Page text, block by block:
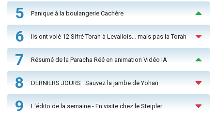
5 Panique à la boulangerie Cachère
6 Ils ont volé 12 Sifré Torah à Levallois… mais pas la Torah
7 Résumé de la Paracha Réé en animation Vidéo IA
8 DERNIERS JOURS : Sauvez la jambe de Yohan
9 L'édito de la semaine - En visite chez le Steipler